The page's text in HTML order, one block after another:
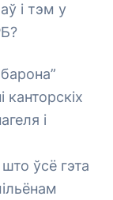
і тэм у
канторскіх
і
ўсё гэта